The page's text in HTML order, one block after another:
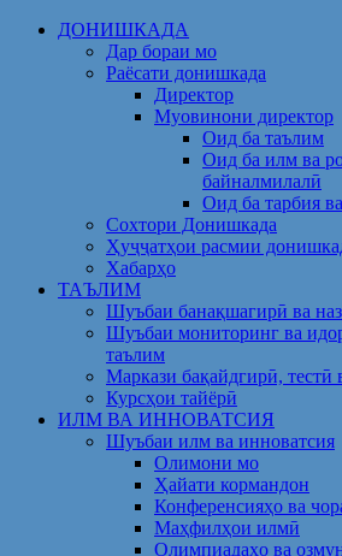
Skip
ДОНИШКАДА
Дар бораи мо
Раёсати донишкада
Директор
Муовинони директор
Оид ба таълим
Оид ба илм ва
байналмилалӣ
Оид ба тарбия
Сохтори Донишкада
Ҳуҷҷатҳои расмии
Хабарҳо
ТАЪЛИМ
Шуъбаи банақшагирӣ ва
Шуъбаи мониторинг ва
таълим
Маркази бақайдгирӣ, тестӣ
Курсҳои тайёрӣ
ИЛМ ВА ИННОВАТСИЯ
Шуъбаи илм ва инноватсия
Олимони мо
Ҳайати кормандон
Конференсияҳо ва
Маҳфилҳои илмӣ
Олимпиадаҳо ва